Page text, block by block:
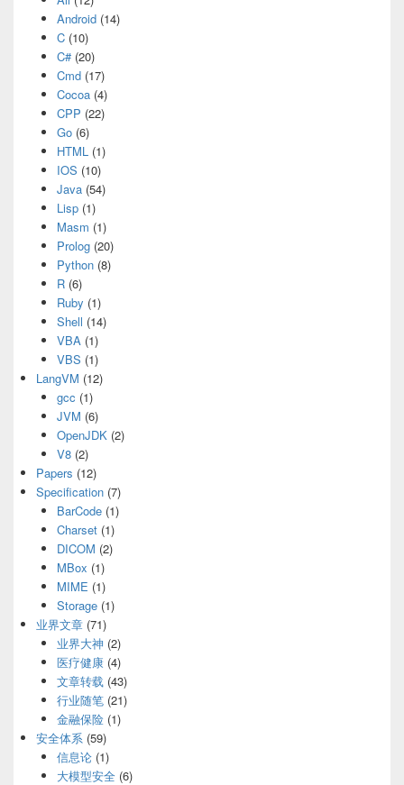
Android(14)
C(10)
C#(20)
Cmd(17)
Cocoa(4)
CPP (22)
Go(6)
HTML(1)
IOS (10)
Java(54)
Lisp(1)
Masm (1)
Prolog(20)
Python(8)
R(6)
Ruby (1)
Shell (14)
VBA(1)
VBS (1)
LangVM (12)
gcc (1)
JVM (6)
OpenJDK(2)
V8(2)
Papers (12)
Specification (7)
BarCode(1)
Charset(1)
DICOM (2)
MBox (1)
MIME (1)
Storage(1)
业界文章 (71)
业界大神 (2)
医疗健康(4)
文章转载(43)
行业随笔(21)
金融保险(1)
安全体系 (59)
信息论(1)
大模型安全(6)